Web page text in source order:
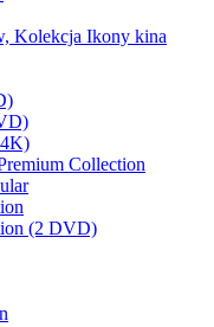
Kolekcja Ikony kina
Collection
(2 DVD)